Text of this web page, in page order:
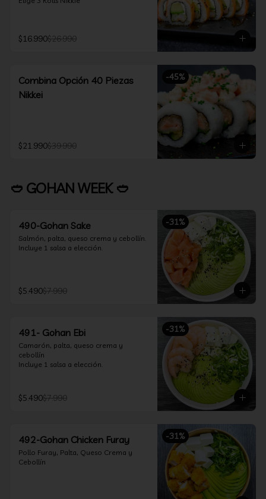
$16.990$26.990
-45%
Combina Opción 40 Piezas
Nikkei
$21.990$39.990
🥙 GOHAN WEEK 🥙
-31%
490-Gohan Sake
Salmón, palta, queso crema y cebollín.
Incluye 1 salsa a elección.
$5.490$7.990
-31%
491- Gohan Ebi
Camarón, palta, queso crema y
cebollín
Incluye 1 salsa a elección.
$5.490$7.990
-31%
492-Gohan Chicken Furay
Pollo Furay, Palta, Queso Crema y
Cebollín